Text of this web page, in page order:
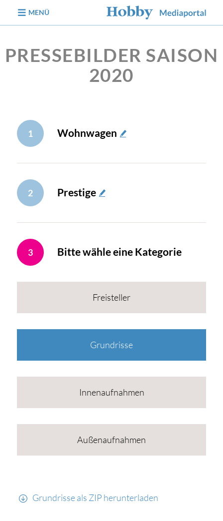
MENÜ
PRESSEBILDER SAISON
2020
1 Wohnwagen
2 Prestige
3 Bitte wähle eine Kategorie
Freisteller
Grundrisse
Innenaufnahmen
Außenaufnahmen
Grundrisse als ZIP herunterladen